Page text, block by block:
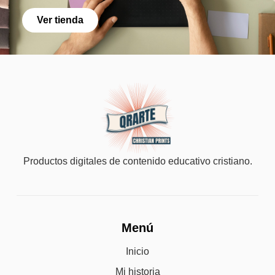
Ver tienda
Productos digitales de contenido educativo cristiano.
Menú
Inicio
Mi historia